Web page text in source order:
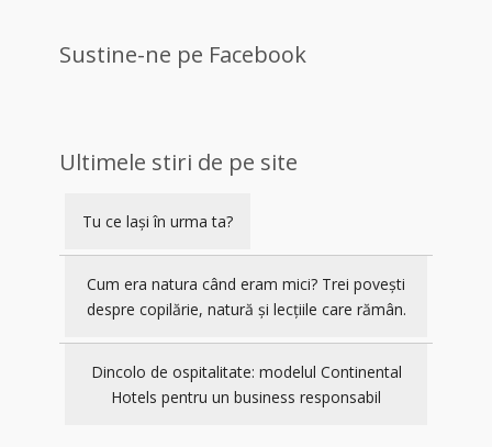
Sustine-ne pe Facebook
Ultimele stiri de pe site
Tu ce lași în urma ta?
Cum era natura când eram mici? Trei povești
despre copilărie, natură și lecțiile care rămân.
Dincolo de ospitalitate: modelul Continental
Hotels pentru un business responsabil